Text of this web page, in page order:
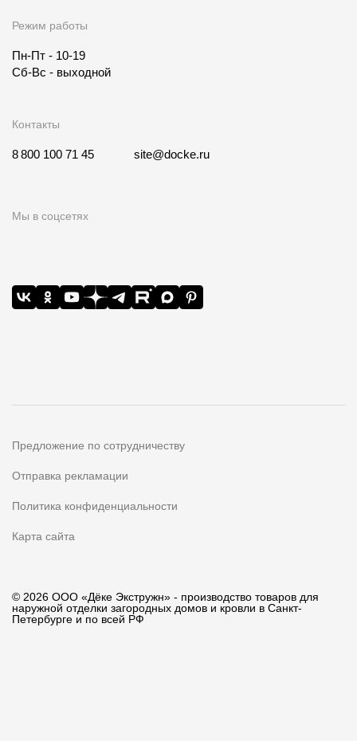
Режим работы
Пн-Пт - 10-19
Сб-Вс - выходной
Контакты
8 800 100 71 45 site@docke.ru
Мы в соцсетях
Предложение по сотрудничеству
Отправка рекламации
Политика конфиденциальности
Карта сайта
© 2026 ООО «Дёке Экстружн» - производство товаров для
наружной отделки загородных домов и кровли в Санкт-
Петербурге и по всей РФ